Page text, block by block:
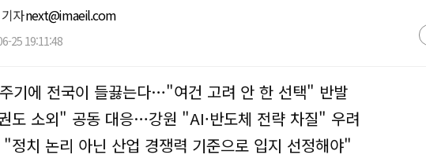
자next@imaeil.com
25 19:11:48
기에 전국이 들끓는다…"여건 고려 안 한 선택" 반발
도 소외" 공동 대응…강원 "AI·반도체 전략 차질" 우려
정치 논리 아닌 산업 경쟁력 기준으로 입지 선정해야"